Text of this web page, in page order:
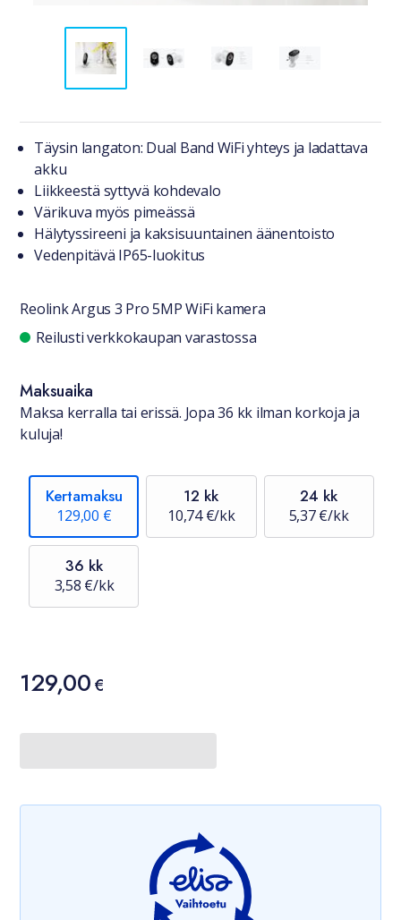
Tuotteesta lyhyesti
Täysin langaton: Dual Band WiFi yhteys ja ladattava
akku
Liikkeestä syttyvä kohdevalo
Värikuva myös pimeässä
Hälytyssireeni ja kaksisuuntainen äänentoisto
Vedenpitävä IP65-luokitus
Reolink Argus 3 Pro 5MP WiFi kamera
Saatavuustiedot
Reilusti verkkokaupan varastossa
Maksuaika
Maksa kerralla tai erissä. Jopa 36 kk ilman korkoja ja
kuluja!
Kertamaksu
129,00 €
12 kk
10,74 €/kk
24 kk
5,37 €/kk
36 kk
3,58 €/kk
Hinta
129,00 €
129,00€